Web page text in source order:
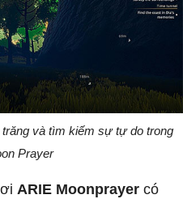
và tìm kiếm sự tự do trong
Prayer
ARIE Moonprayer có